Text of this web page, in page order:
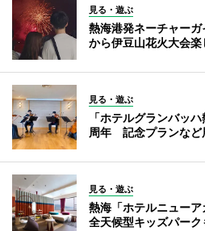
見る・遊ぶ
熱海港発ネーチャー
から伊豆山花火大会楽
見る・遊ぶ
「ホテルグランバッ
周年 記念プランなど
見る・遊ぶ
熱海「ホテルニュー
全天候型キッズパーク